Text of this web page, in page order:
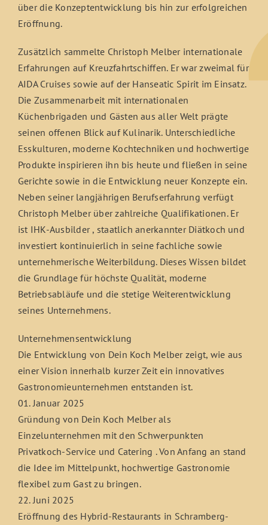
über die Konzeptentwicklung bis hin zur erfolgreichen
Eröffnung.
Zusätzlich sammelte Christoph Melber internationale
Erfahrungen auf Kreuzfahrtschiffen. Er war zweimal für
AIDA Cruises sowie auf der Hanseatic Spirit im Einsatz.
Die Zusammenarbeit mit internationalen
Küchenbrigaden und Gästen aus aller Welt prägte
seinen offenen Blick auf Kulinarik. Unterschiedliche
Esskulturen, moderne Kochtechniken und hochwertige
Produkte inspirieren ihn bis heute und fließen in seine
Gerichte sowie in die Entwicklung neuer Konzepte ein.
Neben seiner langjährigen Berufserfahrung verfügt
Christoph Melber über zahlreiche Qualifikationen. Er
ist IHK-Ausbilder , staatlich anerkannter Diätkoch und
investiert kontinuierlich in seine fachliche sowie
unternehmerische Weiterbildung. Dieses Wissen bildet
die Grundlage für höchste Qualität, moderne
Betriebsabläufe und die stetige Weiterentwicklung
seines Unternehmens.
Unternehmensentwicklung
Die Entwicklung von Dein Koch Melber zeigt, wie aus
einer Vision innerhalb kurzer Zeit ein innovatives
Gastronomieunternehmen entstanden ist.
01. Januar 2025
Gründung von Dein Koch Melber als
Einzelunternehmen mit den Schwerpunkten
Privatkoch-Service und Catering . Von Anfang an stand
die Idee im Mittelpunkt, hochwertige Gastronomie
flexibel zum Gast zu bringen.
22. Juni 2025
Eröffnung des Hybrid-Restaurants in Schramberg-